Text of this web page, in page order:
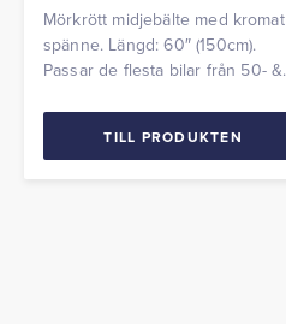
Mörkrött midjebälte med kromat
spänne. Längd: 60″ (150cm).
Passar de flesta bilar från 50- &
och äldre veteranbilar.
TILL PRODUKTEN